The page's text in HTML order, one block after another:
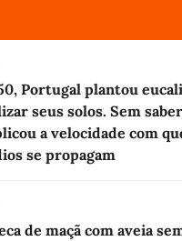
Portugal plantou
seus solos. Sem
a velocidade com
se propagam
de maçã com aveia